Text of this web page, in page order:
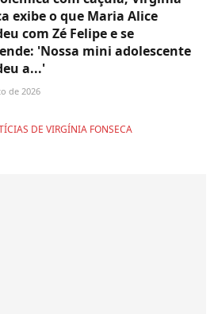
exibe o que Maria Alice
com Zé Felipe e se
'Nossa mini adolescente
a...'
de 2026
DE VIRGÍNIA FONSECA